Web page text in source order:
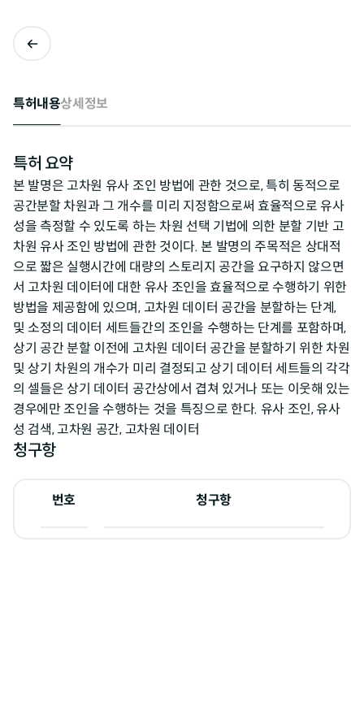
특허내용상세정보
특허 요약
본 발명은 고차원 유사 조인 방법에 관한 것으로, 특히 동적으로
공간분할 차원과 그 개수를 미리 지정함으로써 효율적으로 유사
성을 측정할 수 있도록 하는 차원 선택 기법에 의한 분할 기반 고
차원 유사 조인 방법에 관한 것이다. 본 발명의 주목적은 상대적
으로 짧은 실행시간에 대량의 스토리지 공간을 요구하지 않으면
서 고차원 데이터에 대한 유사 조인을 효율적으로 수행하기 위한
방법을 제공함에 있으며, 고차원 데이터 공간을 분할하는 단계,
및 소정의 데이터 세트들간의 조인을 수행하는 단계를 포함하며,
상기 공간 분할 이전에 고차원 데이터 공간을 분할하기 위한 차원
및 상기 차원의 개수가 미리 결정되고 상기 데이터 세트들의 각각
의 셀들은 상기 데이터 공간상에서 겹쳐 있거나 또는 이웃해 있는
경우에만 조인을 수행하는 것을 특징으로 한다. 유사 조인, 유사
성 검색, 고차원 공간, 고차원 데이터
청구항
번호 청구항